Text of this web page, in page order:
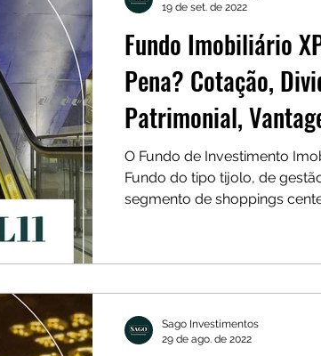
Fundo Imobiliário
Pena? Cotação,
Patrimonial,
O Fundo de Investimento
Fundo do tipo tijolo, de
segmento de shoppings
19 de set. de 2022
Sago Investimentos
29 de ago. de 2022